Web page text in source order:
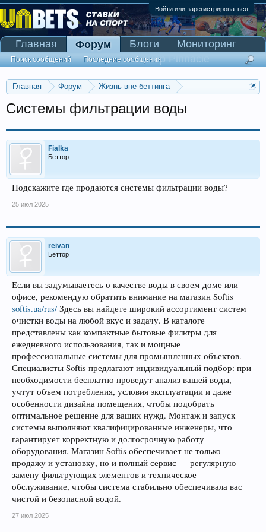
Войти или зарегистрироваться
Главная Форум
Жизнь вне беттинга
Системы фильтрации воды
Fialka
Беттор
Подскажите где продаются системы фильтрации воды?
25 июл 2025
reivan
Беттор
Если вы задумываетесь о качестве воды в своем доме или
офисе, рекомендую обратить внимание на магазин Softis
softis.ua/rus/ Здесь вы найдете широкий ассортимент систем
очистки воды на любой вкус и задачу. В каталоге
представлены как компактные бытовые фильтры для
ежедневного использования, так и мощные
профессиональные системы для промышленных объектов.
Специалисты Softis предлагают индивидуальный подбор: при
необходимости бесплатно проведут анализ вашей воды,
учтут объем потребления, условия эксплуатации и даже
особенности дизайна помещения, чтобы подобрать
оптимальное решение для ваших нужд. Монтаж и запуск
системы выполняют квалифицированные инженеры, что
гарантирует корректную и долгосрочную работу
оборудования. Магазин Softis обеспечивает не только
продажу и установку, но и полный сервис — регулярную
замену фильтрующих элементов и техническое
обслуживание, чтобы система стабильно обеспечивала вас
чистой и безопасной водой.
27 июл 2025
Главная Форум
Поиск сообщений Последние сообщения
Блоги
Мониторинг
Сканер Pinnacle